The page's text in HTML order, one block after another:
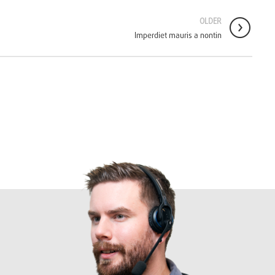
OLDER
Imperdiet mauris a nontin